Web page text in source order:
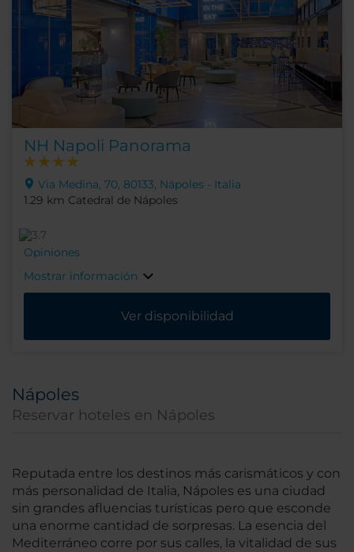
NH Napoli Panorama
Via Medina, 70, 80133, Nápoles - Italia
1.29 km Catedral de Nápoles
Opiniones
Mostrar información
Ver disponibilidad
Nápoles
Reservar hoteles en Nápoles
Reputada entre los destinos más carismáticos y con
más personalidad de Italia, Nápoles es una ciudad
sin grandes afluencias turísticas pero que esconde
una enorme cantidad de sorpresas. La esencia del
Mediterráneo corre por sus calles, la vitalidad de sus